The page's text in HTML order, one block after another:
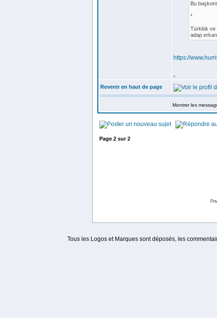
Bu
*
Türklük ve
adap
https://
<
Revenir en haut de page
Montrer les
Page 2 sur2
Tous les Logos et Marques sont déposés, les